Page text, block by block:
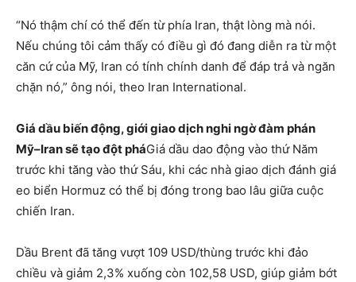
“Nó thậm chí có thể đến từ phía Iran, thật lòng mà nói.
Nếu chúng tôi cảm thấy có điều gì đó đang diễn ra từ một
căn cứ của Mỹ, Iran có tính chính danh để đáp trả và ngăn
chặn nó,” ông nói, theo Iran International.
Giá dầu biến động, giới giao dịch nghi ngờ đàm phán
Mỹ–Iran sẽ tạo đột pháGiá dầu dao động vào thứ Năm
trước khi tăng vào thứ Sáu, khi các nhà giao dịch đánh giá
eo biển Hormuz có thể bị đóng trong bao lâu giữa cuộc
chiến Iran.
Dầu Brent đã tăng vượt 109 USD/thùng trước khi đảo
chiều và giảm 2,3% xuống còn 102,58 USD, giúp giảm bớt